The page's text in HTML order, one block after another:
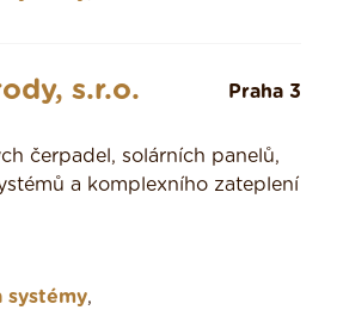
s.r.o. Praha 3
čerpadel, solárních panelů,
a komplexního zateplení
systémy,